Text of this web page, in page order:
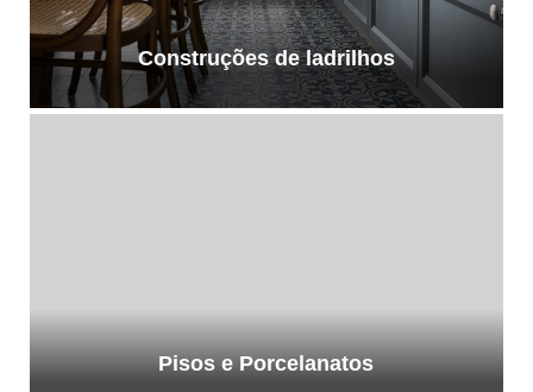
Construções de ladrilhos
Pisos e Porcelanatos